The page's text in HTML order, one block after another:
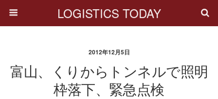
LOGISTICS TODAY
2012年12月5日
富山、くりからトンネルで照明
枠落下、緊急点検